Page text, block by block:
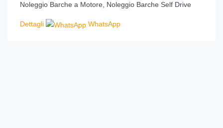
Noleggio Barche a Motore, Noleggio Barche Self Drive
Dettagli WhatsApp